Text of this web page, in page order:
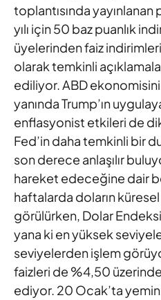
toplantısında
yılı için 50 baz puanlık
üyelerinden faiz
olarak temkinli
ediliyor. ABD
yanında Trump’ın
enflasyonist etkileri de
Fed’in daha temkinli bir
son derece anlaşılır
hareket edeceğine dair
haftalarda doların
görülürken, Dolar
yana ki en yüksek
seviyelerden işlem
faizleri de %4,50
ediyor. 20 Ocak’ta